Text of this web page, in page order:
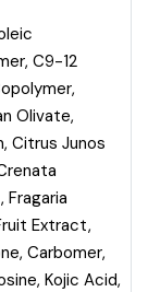
C9-12
Olivate,
Citrus Junos
Extract,
Carbomer,
Kojic Acid,